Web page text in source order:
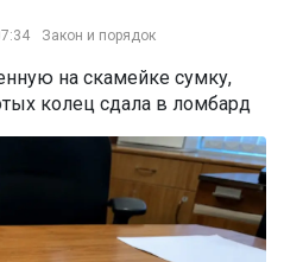
Закон и порядок
на скамейке сумку,
колец сдала в ломбард